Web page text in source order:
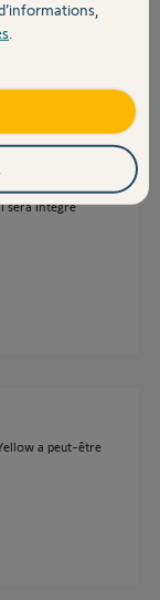
pas l'equateur 4
sera intégré
a peut-être